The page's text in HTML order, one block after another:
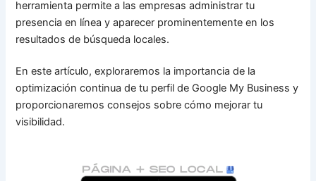
herramienta permite a las empresas administrar tu
presencia en línea y aparecer prominentemente en los
resultados de búsqueda locales.
En este artículo, exploraremos la importancia de la
optimización continua de tu perfil de Google My Business y
proporcionaremos consejos sobre cómo mejorar tu
visibilidad.